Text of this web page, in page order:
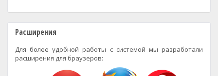
Расширения
Для более удобной работы с системой мы разработали
расширения для браузеров: